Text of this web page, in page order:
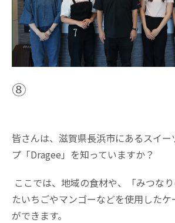
⑧
皆さんは、滋賀県長浜市にあるスイー
プ「Dragee」を知っていますか？
ここでは、地域の食材や、「みつな
たいちごやマンゴーなどを使用したケ
ができます。